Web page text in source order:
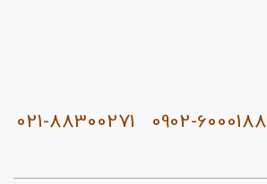
0902-6000188
021-88300271